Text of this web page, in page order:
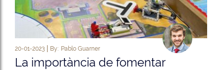
20-01-2023 By: Pablo Guarner
La importància de fomentar